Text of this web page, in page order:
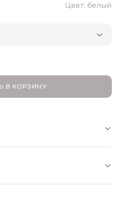
Цвет: белый
В КОРЗИНУ
из смесовой вискозы.
с V-образным
Модель поддержит